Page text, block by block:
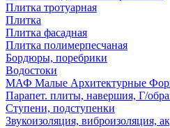
Плитка тротуарная
Плитка
Плитка фасадная
Плитка полимерпесчаная
Бордюры, поребрики
Водостоки
МАФ Малые Архитектурные
Парапет. плиты, навершия, Г/
Ступени, подступенки
Звукоизоляция, виброизоляция,